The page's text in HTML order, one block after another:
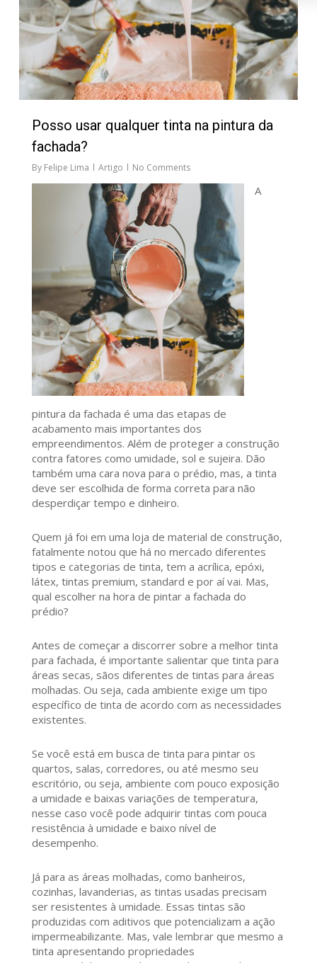
Posso usar qualquer tinta na pintura da
fachada?
By Felipe Lima Artigo No Comments
A
pintura da fachada é uma das etapas de
acabamento mais importantes dos
empreendimentos. Além de proteger a construção
contra fatores como umidade, sol e sujeira. Dão
também uma cara nova para o prédio, mas, a tinta
deve ser escolhida de forma correta para não
desperdiçar tempo e dinheiro.
Quem já foi em uma loja de material de construção,
fatalmente notou que há no mercado diferentes
tipos e categorias de tinta, tem a acrílica, epóxi,
látex, tintas premium, standard e por aí vai. Mas,
qual escolher na hora de pintar a fachada do
prédio?
Antes de começar a discorrer sobre a melhor tinta
para fachada, é importante salientar que tinta para
áreas secas, sãos diferentes de tintas para áreas
molhadas. Ou seja, cada ambiente exige um tipo
específico de tinta de acordo com as necessidades
existentes.
Se você está em busca de tinta para pintar os
quartos, salas, corredores, ou até mesmo seu
escritório, ou seja, ambiente com pouco exposição
a umidade e baixas variações de temperatura,
nesse caso você pode adquirir tintas com pouca
resistência à umidade e baixo nível de
desempenho.
Já para as áreas molhadas, como banheiros,
cozinhas, lavanderias, as tintas usadas precisam
ser resistentes à umidade. Essas tintas são
produzidas com aditivos que potencializam a ação
impermeabilizante. Mas, vale lembrar que mesmo a
tinta apresentando propriedades